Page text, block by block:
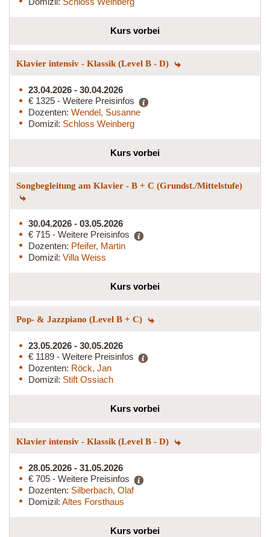
Kurs vorbei
Klavier intensiv - Klassik (Level B - D)
23.04.2026 - 30.04.2026
€ 1325 - Weitere Preisinfos
Dozenten: Wendel, Susanne
Domizil: Schloss Weinberg
Kurs vorbei
Songbegleitung am Klavier - B + C (Grundst./Mittelstufe)
30.04.2026 - 03.05.2026
€ 715 - Weitere Preisinfos
Dozenten: Pfeifer, Martin
Domizil: Villa Weiss
Kurs vorbei
Pop- & Jazzpiano (Level B + C)
23.05.2026 - 30.05.2026
€ 1189 - Weitere Preisinfos
Dozenten: Röck, Jan
Domizil: Stift Ossiach
Kurs vorbei
Klavier intensiv - Klassik (Level B - D)
28.05.2026 - 31.05.2026
€ 705 - Weitere Preisinfos
Dozenten: Silberbach, Olaf
Domizil: Altes Forsthaus
Kurs vorbei